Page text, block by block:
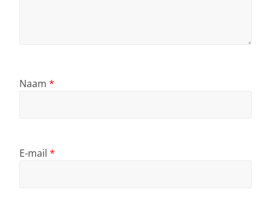
Naam *
E-mail *